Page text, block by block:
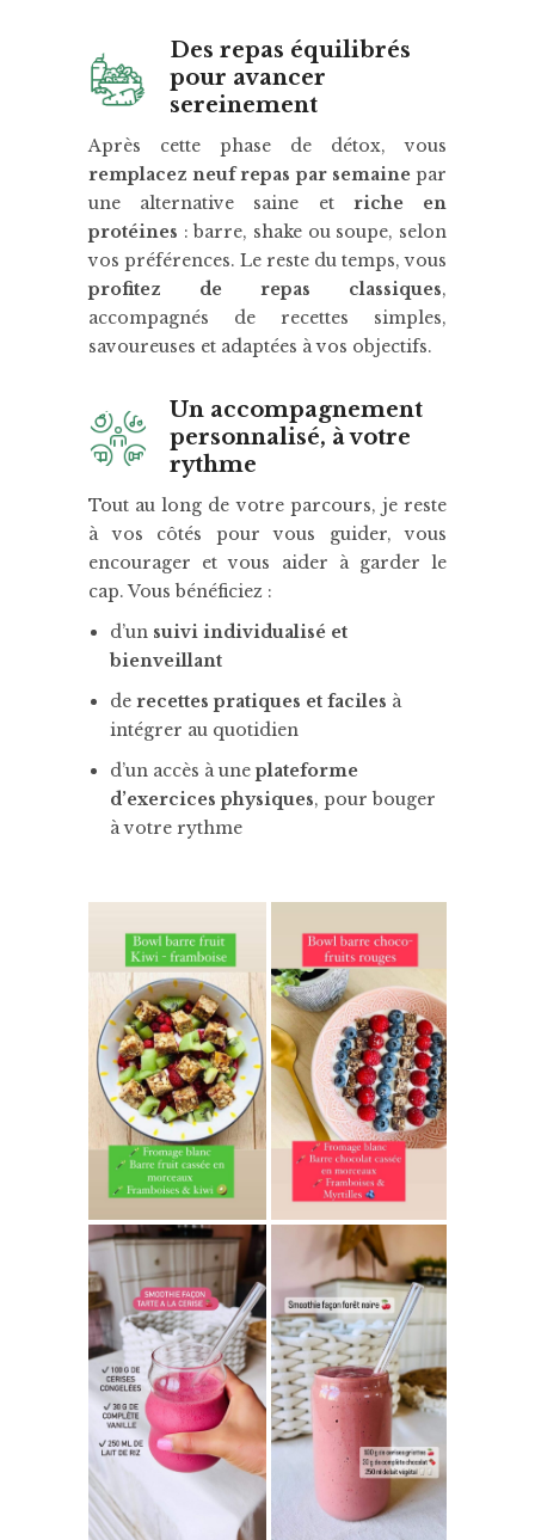
Des repas équilibrés
pour avancer
sereinement
Après cette phase de détox, vous
remplacez neuf repas par semainepar
une alternative saine et riche en
protéines : barre, shake ou soupe, selon
vos préférences. Le reste du temps, vous
profitez de repas classiques,
accompagnés de recettes simples,
savoureuses et adaptées à vos objectifs.
Un accompagnement
personnalisé, à votre
rythme
Tout au long de votre parcours, je reste
à vos côtés pour vous guider, vous
encourager et vous aider à garder le
cap. Vous bénéficiez :
d’un suivi individualisé et
bienveillant
derecettes pratiques et faciles à
intégrer au quotidien
d’un accès à uneplateforme
d’exercices physiques, pour bouger
à votre rythme